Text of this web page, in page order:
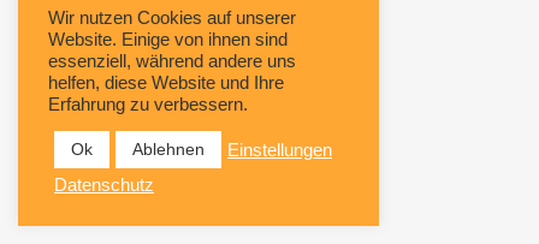
Wir nutzen Cookies auf unserer
Website. Einige von ihnen sind
essenziell, während andere uns
helfen, diese Website und Ihre
Erfahrung zu verbessern.
Ok Ablehnen
Einstellungen
Datenschutz